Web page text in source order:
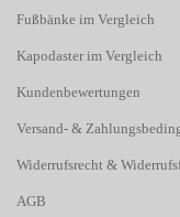
Fußbänke im Vergleich
Kapodaster im Vergleich
Kundenbewertungen
Versand- &
Widerrufsrecht &
AGB